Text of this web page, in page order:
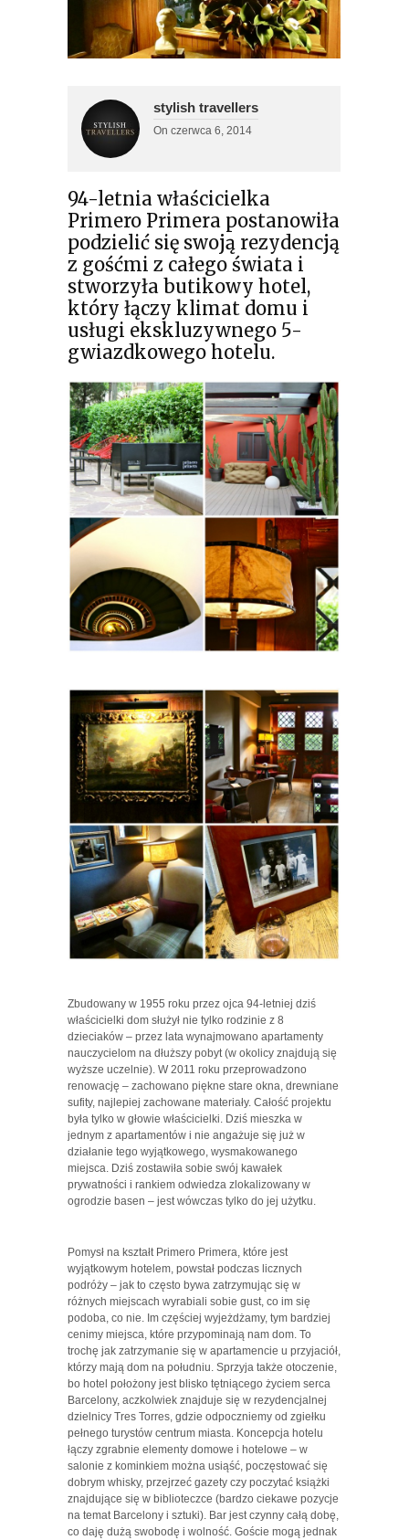
stylish travellers
On czerwca 6, 2014
94-letnia właścicielka
Primero Primera postanowiła
podzielić się swoją rezydencją
z gośćmi z całego świata i
stworzyła butikowy hotel,
który łączy klimat domu i
usługi ekskluzywnego 5-
gwiazdkowego hotelu.
Zbudowany w 1955 roku przez ojca 94-letniej dziś
właścicielki dom służył nie tylko rodzinie z 8
dzieciaków – przez lata wynajmowano apartamenty
nauczycielom na dłuższy pobyt (w okolicy znajdują się
wyższe uczelnie). W 2011 roku przeprowadzono
renowację – zachowano piękne stare okna, drewniane
sufity, najlepiej zachowane materiały. Całość projektu
była tylko w głowie właścicielki. Dziś mieszka w
jednym z apartamentów i nie angażuje się już w
działanie tego wyjątkowego, wysmakowanego
miejsca. Dziś zostawiła sobie swój kawałek
prywatności i rankiem odwiedza zlokalizowany w
ogrodzie basen – jest wówczas tylko do jej użytku.
Pomysł na kształt Primero Primera, które jest
wyjątkowym hotelem, powstał podczas licznych
podróży – jak to często bywa zatrzymując się w
różnych miejscach wyrabiali sobie gust, co im się
podoba, co nie. Im częściej wyjeżdżamy, tym bardziej
cenimy miejsca, które przypominają nam dom. To
trochę jak zatrzymanie się w apartamencie u przyjaciół,
którzy mają dom na południu. Sprzyja także otoczenie,
bo hotel położony jest blisko tętniącego życiem serca
Barcelony, aczkolwiek znajduje się w rezydencjalnej
dzielnicy Tres Torres, gdzie odpoczniemy od zgiełku
pełnego turystów centrum miasta. Koncepcja hotelu
łączy zgrabnie elementy domowe i hotelowe – w
salonie z kominkiem można usiąść, poczęstować się
dobrym whisky, przejrzeć gazety czy poczytać książki
znajdujące się w biblioteczce (bardzo ciekawe pozycje
na temat Barcelony i sztuki). Bar jest czynny całą dobę,
co daję dużą swobodę i wolność. Goście mogą jednak